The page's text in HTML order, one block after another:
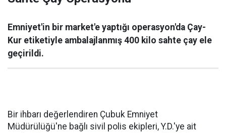
Emniyet'in bir market'e yaptığı operasyon'da Çay-
Kur etiketiyle ambalajlanmış 400 kilo sahte çay ele
geçirildi.
Bir ihbarı değerlendiren Çubuk Emniyet
Müdürülüğü'ne bağlı sivil polis ekipleri, Y.D.'ye ait